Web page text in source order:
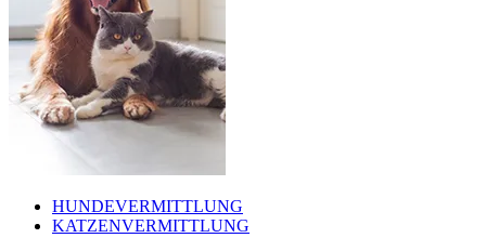
HUNDEVERMITTLUNG
KATZENVERMITTLUNG